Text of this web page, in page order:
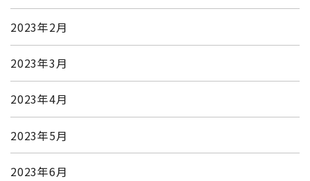
2023年2月
2023年3月
2023年4月
2023年5月
2023年6月